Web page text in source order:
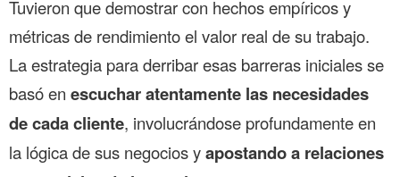
Tuvieron que demostrar con hechos empíricos y
métricas de rendimiento el valor real de su trabajo.
La estrategia para derribar esas barreras iniciales se
basó en escuchar atentamente las necesidades
de cada cliente, involucrándose profundamente en
la lógica de sus negocios yapostando a relaciones